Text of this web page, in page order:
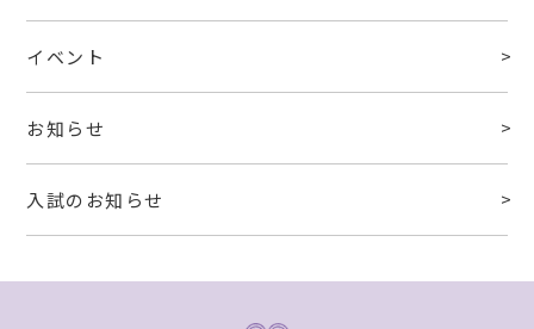
イベント
お知らせ
入試のお知らせ